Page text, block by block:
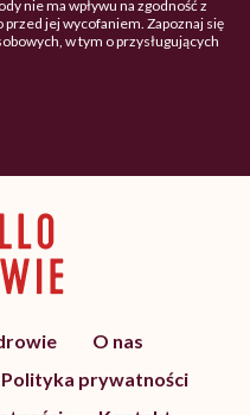
nie ma wpływu na zgodność z
jej wycofaniem. Zapoznaj się
w tym o przysługujących
O nas
Polityka prywatności